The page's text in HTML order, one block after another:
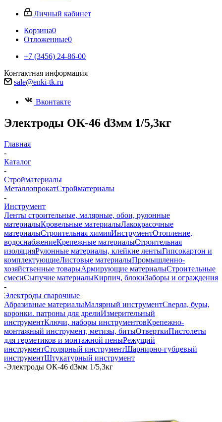
Личный кабинет
Корзина0
Отложенные0
+7 (3456) 24-86-00
Контактная информация
sale@enki-tk.ru
Вконтакте
Электроды ОК-46 d3мм 1/5,3кг
Главная
-
Каталог
-
Стройматериалы
МеталлопрокатСтройматериалы
-
Инструмент
Ленты строительные, малярные, обои, рулонные
материалыКровельные материалыЛакокрасочные
материалыСтроительная химияИнструментОтопление,
водоснабжениеКрепежные материалыСтроительная
изоляцияРулонные материалы, клейкие лентыГипсокартон и
комплектующиеЛистовые материалыПромышленно-
хозяйственные товарыАрмирующие материалыСтроительные
смесиСыпучие материалыКирпич, блокиЗаборы и ограждения
-
Электроды сварочные
Абразивные материалыМалярный инструментСверла, буры,
коронки. патроны для дрелиИзмерительный
инструментКлючи, наборы инструментовКрепежно-
монтажный инструмент, метизы, битыОтверткиПистолеты
для герметиков и монтажной пеныРежущий
инструментСтолярный инструментШарнирно-губцевый
инструментШтукатурный инструмент
-Электроды ОК-46 d3мм 1/5,3кг